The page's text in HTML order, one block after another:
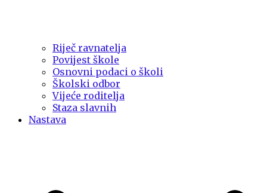
Riječ ravnatelja
Povijest škole
Osnovni podaci o školi
Školski odbor
Vijeće roditelja
Staza slavnih
Nastava